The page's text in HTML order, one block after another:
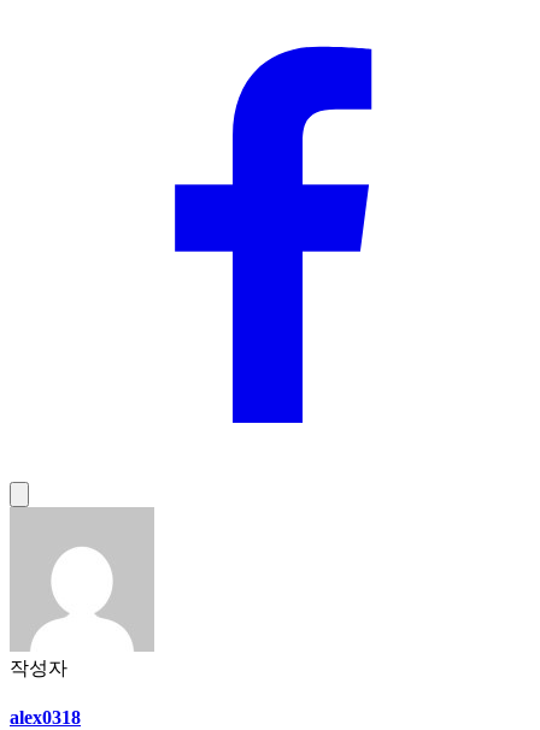
작성자
alex0318